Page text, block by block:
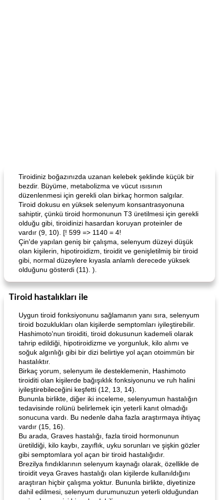
Tiroidiniz boğazınızda uzanan kelebek şeklinde küçük bir
bezdir. Büyüme, metabolizma ve vücut ısısının
düzenlenmesi için gerekli olan birkaç hormon salgılar.
Tiroid dokusu en yüksek selenyum konsantrasyonuna
sahiptir, çünkü tiroid hormonunun T3 üretilmesi için gerekli
olduğu gibi, tiroidinizi hasardan koruyan proteinler de
vardır (9, 10). [! 599 => 1140 = 4!
Çin'de yapılan geniş bir çalışma, selenyum düzeyi düşük
olan kişilerin, hipotiroidizm, tiroidit ve genişletilmiş bir tiroid
gibi, normal düzeylere kıyasla anlamlı derecede yüksek
olduğunu gösterdi (11). ).
Tiroid hastalıkları ile
Uygun tiroid fonksiyonunu sağlamanın yanı sıra, selenyum
tiroid bozuklukları olan kişilerde semptomları iyileştirebilir.
Hashimoto'nun tiroiditi, tiroid dokusunun kademeli olarak
tahrip edildiği, hipotiroidizme ve yorgunluk, kilo alımı ve
soğuk algınlığı gibi bir dizi belirtiye yol açan otoimmün bir
hastalıktır.
Birkaç yorum, selenyum ile desteklemenin, Hashimoto
tiroiditi olan kişilerde bağışıklık fonksiyonunu ve ruh halini
iyileştirebileceğini keşfetti (12, 13, 14).
Bununla birlikte, diğer iki inceleme, selenyumun hastalığın
tedavisinde rolünü belirlemek için yeterli kanıt olmadığı
sonucuna vardı. Bu nedenle daha fazla araştırmaya ihtiyaç
vardır (15, 16).
Bu arada, Graves hastalığı, fazla tiroid hormonunun
üretildiği, kilo kaybı, zayıflık, uyku sorunları ve şişkin gözler
gibi semptomlara yol açan bir tiroid hastalığıdır.
Brezilya fındıklarının selenyum kaynağı olarak, özellikle de
tiroidit veya Graves hastalığı olan kişilerde kullanıldığını
araştıran hiçbir çalışma yoktur. Bununla birlikte, diyetinize
dahil edilmesi, selenyum durumunuzun yeterli olduğundan